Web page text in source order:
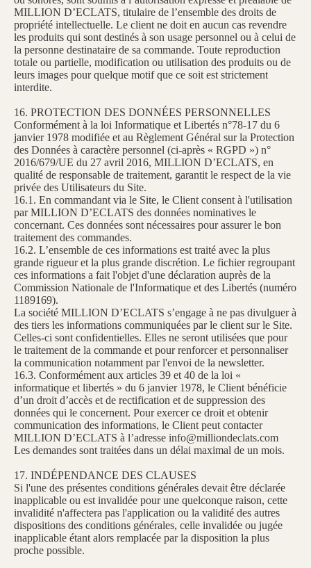
MILLION D’ECLATS, titulaire de l’ensemble des droits de
propriété intellectuelle. Le client ne doit en aucun cas revendre
les produits qui sont destinés à son usage personnel ou à celui de
la personne destinataire de sa commande. Toute reproduction
totale ou partielle, modification ou utilisation des produits ou de
leurs images pour quelque motif que ce soit est strictement
interdite.
16. PROTECTION DES DONNÉES PERSONNELLES
Conformément à la loi Informatique et Libertés n°78-17 du 6
janvier 1978 modifiée et au Règlement Général sur la Protection
des Données à caractère personnel (ci-après « RGPD ») n°
2016/679/UE du 27 avril 2016, MILLION D’ECLATS, en
qualité de responsable de traitement, garantit le respect de la vie
privée des Utilisateurs du Site.
16.1. En commandant via le Site, le Client consent à l'utilisation
par MILLION D’ECLATS des données nominatives le
concernant. Ces données sont nécessaires pour assurer le bon
traitement des commandes.
16.2. L’ensemble de ces informations est traité avec la plus
grande rigueur et la plus grande discrétion. Le fichier regroupant
ces informations a fait l'objet d'une déclaration auprès de la
Commission Nationale de l'Informatique et des Libertés (numéro
1189169).
La société MILLION D’ECLATS s’engage à ne pas divulguer à
des tiers les informations communiquées par le client sur le Site.
Celles-ci sont confidentielles. Elles ne seront utilisées que pour
le traitement de la commande et pour renforcer et personnaliser
la communication notamment par l'envoi de la newsletter.
16.3. Conformément aux articles 39 et 40 de la loi «
informatique et libertés » du 6 janvier 1978, le Client bénéficie
d’un droit d’accès et de rectification et de suppression des
données qui le concernent. Pour exercer ce droit et obtenir
communication des informations, le Client peut contacter
MILLION D’ECLATS à l’adresse info@milliondeclats.com
Les demandes sont traitées dans un délai maximal de un mois.
17. INDÉPENDANCE DES CLAUSES
Si l'une des présentes conditions générales devait être déclarée
inapplicable ou est invalidée pour une quelconque raison, cette
invalidité n'affectera pas l'application ou la validité des autres
dispositions des conditions générales, celle invalidée ou jugée
inapplicable étant alors remplacée par la disposition la plus
proche possible.